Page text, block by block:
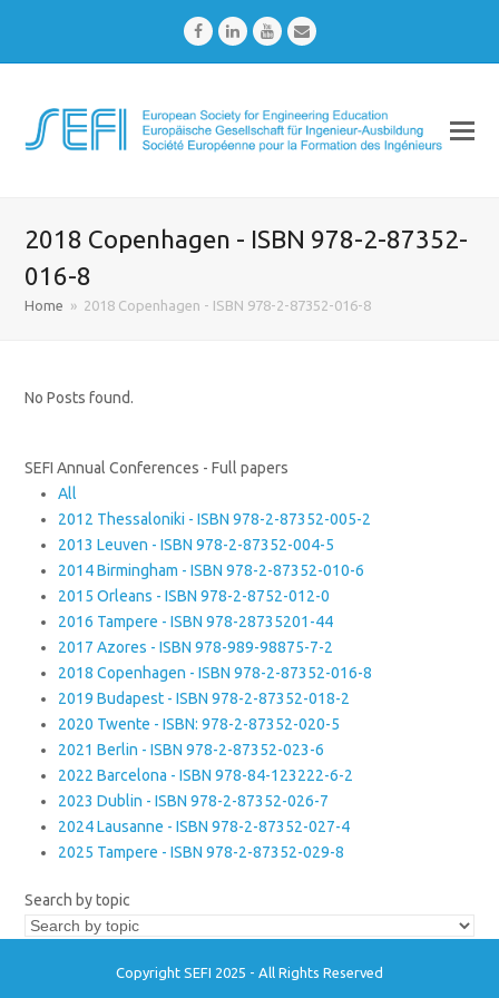
FacebookLinkedInYoutubeEmail
2018 Copenhagen - ISBN 978-2-87352-
016-8
Home » 2018 Copenhagen - ISBN 978-2-87352-016-8
No Posts found.
SEFI Annual Conferences - Full papers
All
2012 Thessaloniki - ISBN 978-2-87352-005-2
2013 Leuven - ISBN 978-2-87352-004-5
2014 Birmingham - ISBN 978-2-87352-010-6
2015 Orleans - ISBN 978-2-8752-012-0
2016 Tampere - ISBN 978-28735201-44
2017 Azores - ISBN 978-989-98875-7-2
2018 Copenhagen - ISBN 978-2-87352-016-8
2019 Budapest - ISBN 978-2-87352-018-2
2020 Twente - ISBN: 978-2-87352-020-5
2021 Berlin - ISBN 978-2-87352-023-6
2022 Barcelona - ISBN 978-84-123222-6-2
2023 Dublin - ISBN 978-2-87352-026-7
2024 Lausanne - ISBN 978-2-87352-027-4
2025 Tampere - ISBN 978-2-87352-029-8
Search by topic
Copyright SEFI 2025 - All Rights Reserved